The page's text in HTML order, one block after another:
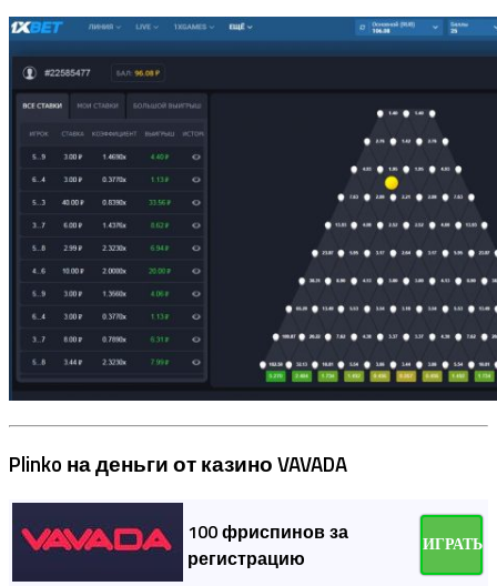
Plinko на деньги от казино VAVADA
100 фриспинов за
регистрацию
ИГРАТЬ